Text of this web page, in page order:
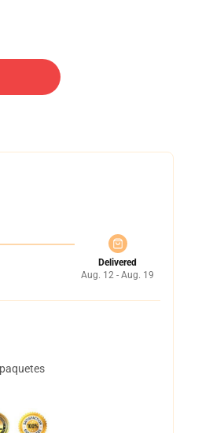
Delivered
Aug. 12 - Aug. 19